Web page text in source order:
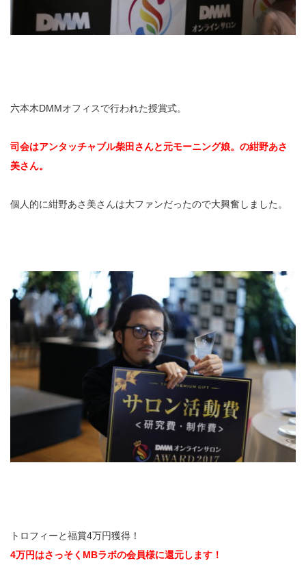
六本木DMMオフィスで行われた授賞式。
司会はアンタッチャブル柴田さんと元モーニング娘。の紺野あさ
美さん。
個人的に紺野あさ美さんは大ファンだったので大興奮しました。
トロフィーと福賞4万円獲得！
4万円はさっそくMBラボの会員様に還元します！